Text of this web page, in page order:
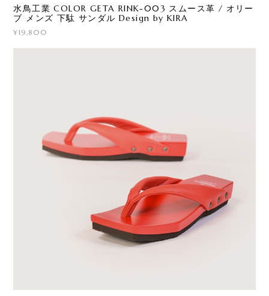
水鳥工業 COLOR GETA RINK-003 スムース革 / オリー
ブ メンズ 下駄 サンダル Design by KIRA
¥19,800